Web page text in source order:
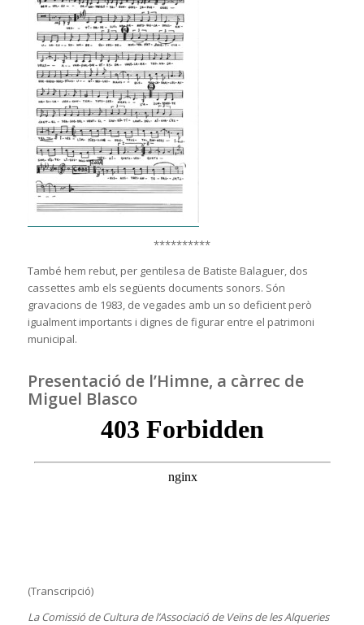
**********
També hem rebut, per gentilesa de Batiste Balaguer, dos
cassettes amb els següents documents sonors. Són
gravacions de 1983, de vegades amb un so deficient però
igualment importants i dignes de figurar entre el patrimoni
municipal.
Presentació de l’Himne, a càrrec de
Miguel Blasco
(Transcripció)
La Comissió de Cultura de l’Associació de Veïns de les Alqueries